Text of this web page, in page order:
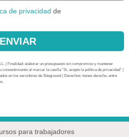
de privacidad de
ENVIAR
| Finalidad: elaborar un presupuesto sin compromiso y mantener
al marcar la casilla “Sí, acepto la política de privacidad” |
en los servidores de Siteground | Derechos: tienes derecho, entre